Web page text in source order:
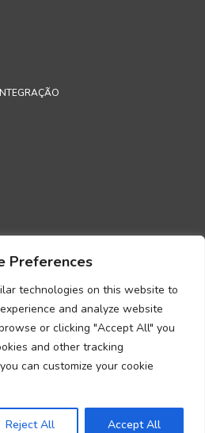
Preferences
technologies on this website to
and analyze website
or clicking "Accept All" you
and other tracking
can customize your cookie
Reject All Accept All
NO TRATAMENTO DE
DE DADOS